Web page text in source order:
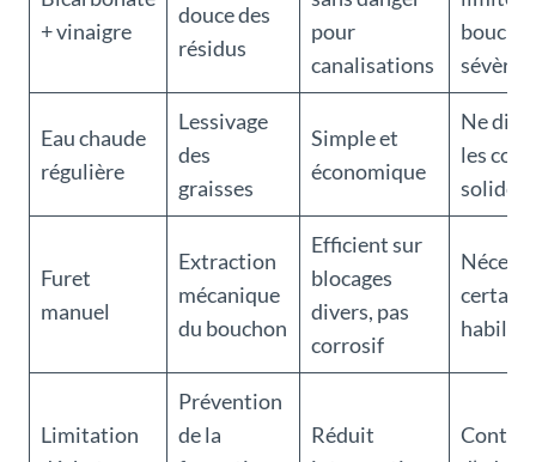
+ vinaigre
douce des
résidus
pour
canalisations
sévères
Eau chaude
régulière
Lessivage
des
graisses
Simple et
économique
Ne
les
solides
Furet
manuel
Extraction
mécanique
du bouchon
Efficient sur
blocages
divers, pas
corrosif
certaine
habileté
Limitation
Prévention
de la
Réduit